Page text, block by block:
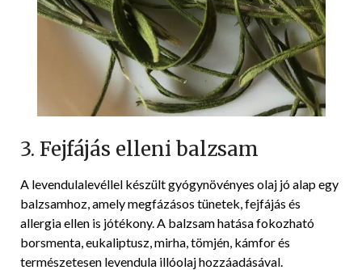
3. Fejfájás elleni balzsam
A levendulalevéllel készült gyógynövényes olaj jó alap egy
balzsamhoz, amely megfázásos tünetek, fejfájás és
allergia ellen is jótékony. A balzsam hatása fokozható
borsmenta, eukaliptusz, mirha, tömjén, kámfor és
természetesen levendula illóolaj hozzáadásával.